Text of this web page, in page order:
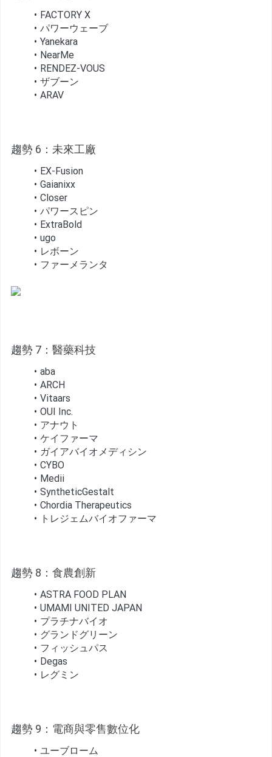
FACTORY X
パワーウェーブ
Yanekara
NearMe
RENDEZ-VOUS
ザブーン
ARAV
趨勢 6：未來工廠
EX-Fusion
Gaianixx
Closer
パワースピン
ExtraBold
ugo
レボーン
ファーメランタ
趨勢 7：醫藥科技
aba
ARCH
Vitaars
OUI Inc.
アナウト
ケイファーマ
ガイアバイオメディシン
CYBO
Medii
SyntheticGestalt
Chordia Therapeutics
トレジェムバイオファーマ
趨勢 8：食農創新
ASTRA FOOD PLAN
UMAMI UNITED JAPAN
プラチナバイオ
グランドグリーン
フィッシュパス
Degas
レグミン
趨勢 9：電商與零售數位化
ユーブローム